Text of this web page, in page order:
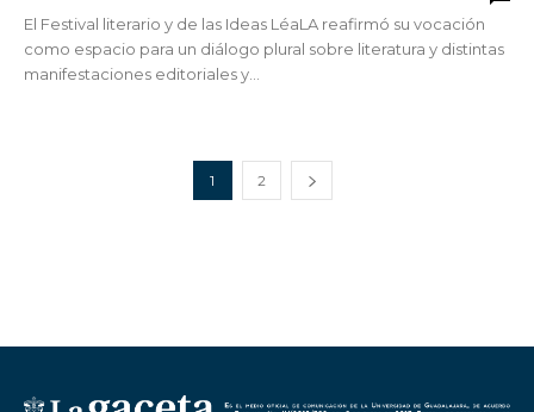
El Festival literario y de las Ideas LéaLA reafirmó su vocación
como espacio para un diálogo plural sobre literatura y distintas
manifestaciones editoriales y...
1 2